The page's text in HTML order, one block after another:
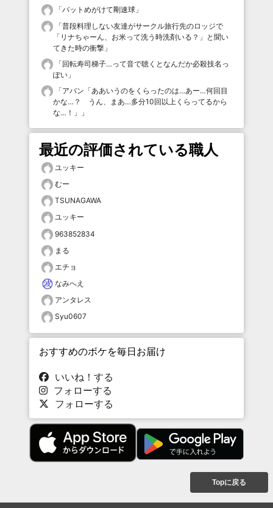
「バットめがけて剛速球 」
「普段料理しない友達がサークル旅行先のロッジで
「リナちゃーん、お米って洗う時洗剤いる？」と聞い
てきた時の衝撃 」
「回転寿司梯子…って音で聴くとなんだか必殺技名っ
ぽい 」
「アバン「ああいうのをくらったのは…あー…何回目
かな…？ うん、まあ…多分10回以上くらってるから
な…！」
」
最近の評価されている職人
ユッキー
むー
TSUNAGAWA
ユッキー
963852834
まる
エチョ
なみへえ
アンタレス
Syu0607
おすすめのボケを毎日お届け
いいね！する
フォローする
フォローする
Topに戻る